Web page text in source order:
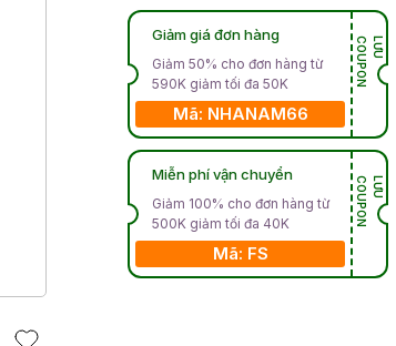
Giảm giá đơn hàng
Giảm 50% cho đơn hàng từ
590K giảm tối đa 50K
Mã: NHANAM66
L
Ư
U
C
O
U
P
O
N
Miễn phí vận chuyển
Giảm 100% cho đơn hàng từ
500K giảm tối đa 40K
Mã: FS
L
Ư
U
C
O
U
P
O
N